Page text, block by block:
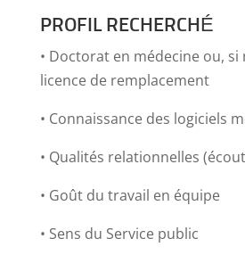
PROFIL RECHERCHÉ
• Doctorat en médecine ou, si
licence de remplacement
• Connaissance des logiciels
• Qualités relationnelles
• Goût du travail en équipe
• Sens du Service public